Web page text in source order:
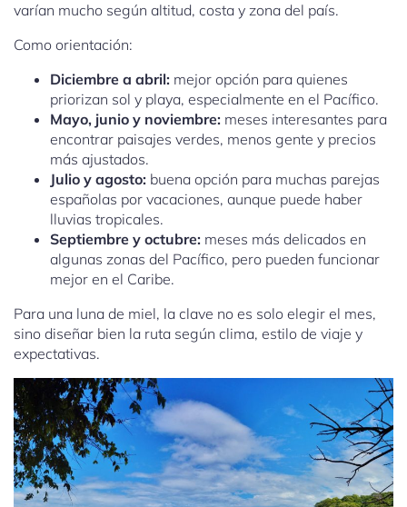
varían mucho según altitud, costa y zona del país.
Como orientación:
Diciembre a abril: mejor opción para quienes
priorizan sol y playa, especialmente en el Pacífico.
Mayo, junio y noviembre: meses interesantes para
encontrar paisajes verdes, menos gente y precios
más ajustados.
Julio y agosto: buena opción para muchas parejas
españolas por vacaciones, aunque puede haber
lluvias tropicales.
Septiembre y octubre: meses más delicados en
algunas zonas del Pacífico, pero pueden funcionar
mejor en el Caribe.
Para una luna de miel, la clave no es solo elegir el mes,
sino diseñar bien la ruta según clima, estilo de viaje y
expectativas.